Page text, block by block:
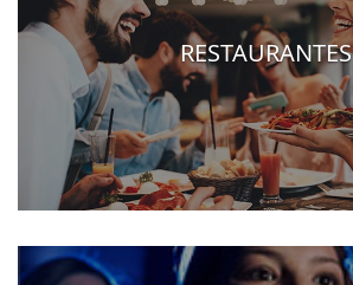
RESTAURANTES